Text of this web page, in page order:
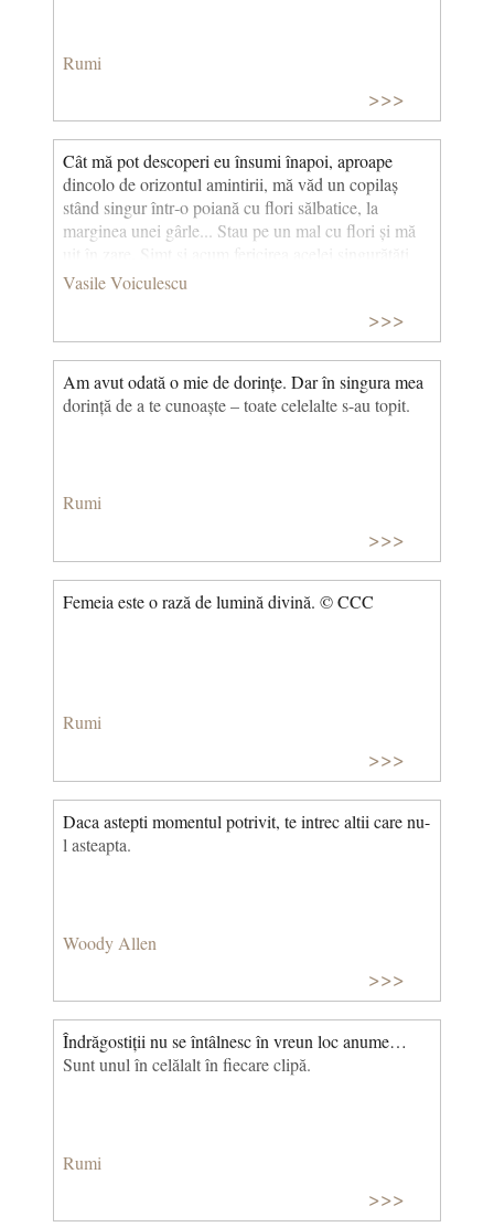
Rumi
>>>
Cât mă pot descoperi eu însumi înapoi, aproape
dincolo de orizontul amintirii, mă văd un copilaș
stând singur într‐o poiană cu flori sălbatice, la
marginea unei gârle... Stau pe un mal cu flori și mă
copilărești plină de o mare, de o nespusă, de o
și acum... Mă simțeam, mă credeam predestinat... ce
așteptam? Îngeri, pe Dumnezeu, pe Sfântul Petre...?
(Confesiunea unui scriitor și medic)
Vasile Voiculescu
>>>
Am avut odată o mie de dorințe. Dar în singura mea
dorință de a te cunoaște – toate celelalte s-au topit.
Rumi
>>>
Femeia este o rază de lumină divină. © CCC
Rumi
>>>
Daca astepti momentul potrivit, te intrec altii care nu-
l asteapta.
Woody Allen
>>>
Îndrăgostiții nu se întâlnesc în vreun loc anume…
Sunt unul în celălalt în fiecare clipă.
Rumi
>>>